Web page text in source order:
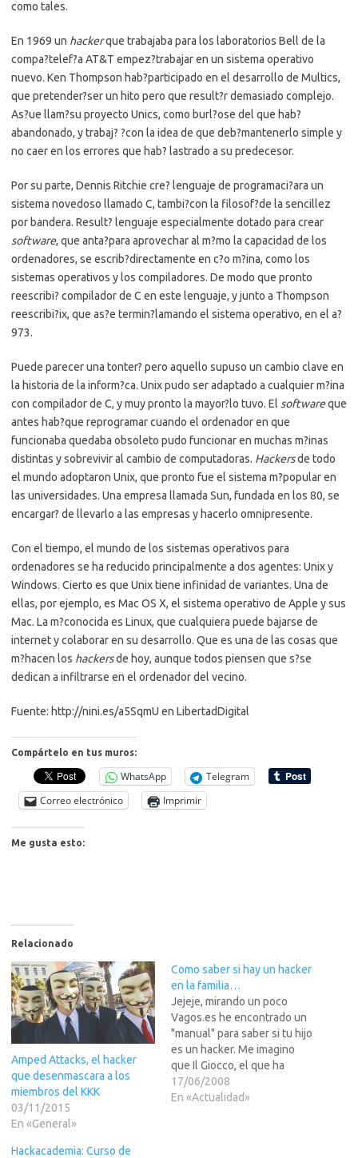
como tales.
En 1969 un hackerque trabajaba para los laboratorios Bell de la
compa?telef?a AT&T empez?trabajar en un sistema operativo
nuevo. Ken Thompson hab?participado en el desarrollo de Multics,
que pretender?ser un hito pero que result?r demasiado complejo.
As?ue llam?su proyecto Unics, como burl?ose del que hab?
abandonado, y trabaj? ?con la idea de que deb?mantenerlo simple y
no caer en los errores que hab? lastrado a su predecesor.
Por su parte, Dennis Ritchie cre? lenguaje de programaci?ara un
sistema novedoso llamado C, tambi?con la filosof?de la sencillez
por bandera. Result? lenguaje especialmente dotado para crear
software, que anta?para aprovechar al m?mo la capacidad de los
ordenadores, se escrib?directamente en c?o m?ina, como los
sistemas operativos y los compiladores. De modo que pronto
reescribi? compilador de C en este lenguaje, y junto a Thompson
reescribi?ix, que as?e termin?lamando el sistema operativo, en el a?
973.
Puede parecer una tonter? pero aquello supuso un cambio clave en
la historia de la inform?ca. Unix pudo ser adaptado a cualquier m?ina
con compilador de C, y muy pronto la mayor?lo tuvo. El softwareque
antes hab?que reprogramar cuando el ordenador en que
funcionaba quedaba obsoleto pudo funcionar en muchas m?inas
distintas y sobrevivir al cambio de computadoras. Hackersde todo
el mundo adoptaron Unix, que pronto fue el sistema m?popular en
las universidades. Una empresa llamada Sun, fundada en los 80, se
encargar? de llevarlo a las empresas y hacerlo omnipresente.
Con el tiempo, el mundo de los sistemas operativos para
ordenadores se ha reducido principalmente a dos agentes: Unix y
Windows. Cierto es que Unix tiene infinidad de variantes. Una de
ellas, por ejemplo, es Mac OS X, el sistema operativo de Apple y sus
Mac. La m?conocida es Linux, que cualquiera puede bajarse de
internet y colaborar en su desarrollo. Que es una de las cosas que
m?hacen los hackersde hoy, aunque todos piensen que s?se
dedican a infiltrarse en el ordenador del vecino.
Fuente: http://nini.es/a5SqmU en LibertadDigital
Compártelo en tus muros:
WhatsApp
Telegram
Correo electrónico
Imprimir
Me gusta esto:
Relacionado
Amped Attacks, el hacker
que desenmascara a los
miembros del KKK
03/11/2015
En «General»
Como saber si hay un hacker
en la familia…
Jejeje, mirando un poco
Vagos.es he encontrado un
"manual" para saber si tu hijo
es un hacker. Me imagino
que Il Giocco, el que ha
escrito el post o es un
cachondo, o esta un poco
17/06/2008
En «Actualidad»
Hackacademia: Curso de